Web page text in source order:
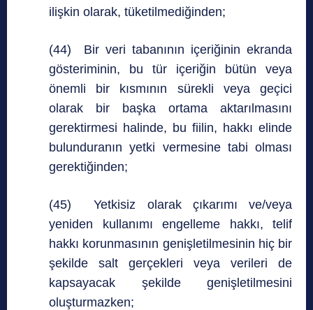
ilişkin olarak, tüketilmediğinden;
(44) Bir veri tabanının içeriğinin ekranda
gösteriminin, bu tür içeriğin bütün veya
önemli bir kısmının sürekli veya geçici
olarak bir başka ortama aktarılmasını
gerektirmesi halinde, bu fiilin, hakkı elinde
bulunduranın yetki vermesine tabi olması
gerektiğinden;
(45) Yetkisiz olarak çıkarımı ve/veya
yeniden kullanımı engelleme hakkı, telif
hakkı korunmasının genişletilmesinin hiç bir
şekilde salt gerçekleri veya verileri de
kapsayacak şekilde genişletilmesini
oluşturmazken;